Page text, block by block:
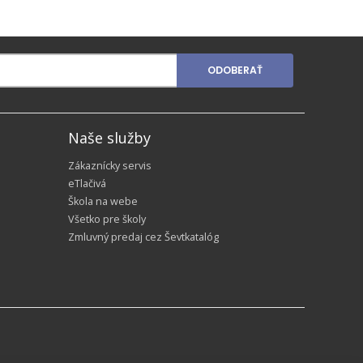
ODOBERAŤ
Naše služby
Zákaznícky servis
eTlačivá
Škola na webe
Všetko pre školy
Zmluvný predaj cez Ševtkatalóg